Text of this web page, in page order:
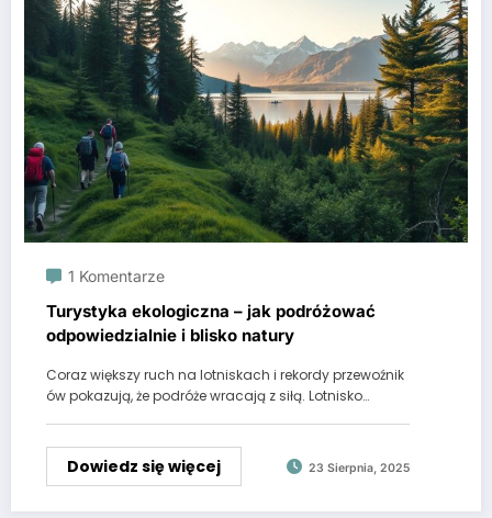
1 Komentarze
Turystyka ekologiczna – jak podróżować
odpowiedzialnie i blisko natury
Coraz większy ruch na lotniskach i rekordy przewoźnik
ów pokazują, że podróże wracają z siłą. Lotnisko…
Dowiedz się więcej 23 Sierpnia, 2025